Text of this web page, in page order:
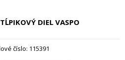
DIEL VASPO
číslo: 115391